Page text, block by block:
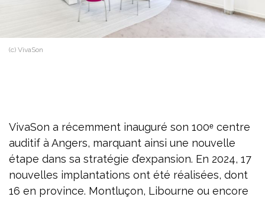
(c) VivaSon
VivaSon a récemment inauguré son 100ᵉ centre
auditif à Angers, marquant ainsi une nouvelle
étape dans sa stratégie d’expansion. En 2024, 17
nouvelles implantations ont été réalisées, dont
16 en province. Montluçon, Libourne ou encore